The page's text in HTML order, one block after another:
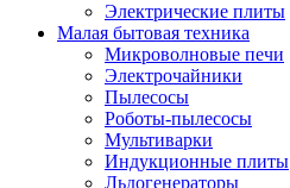
Электрические плиты
Малая бытовая техника
Микроволновые печи
Электрочайники
Пылесосы
Роботы-пылесосы
Мультиварки
Индукционные плиты
Льдогенераторы